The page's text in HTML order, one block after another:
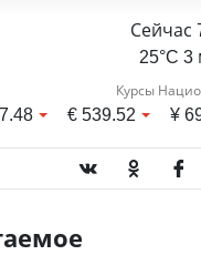
Сейчас
25°C 3
Курсы
€539.52 ¥